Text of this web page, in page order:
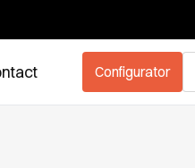
Configurator